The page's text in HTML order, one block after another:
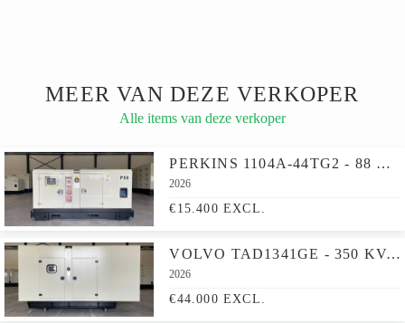
MEER VAN DEZE VERKOPER
Alle items van deze verkoper
PERKINS 1104A-44TG2 - 88 KVA GENERATOR - DPX-19805
2026
€15.400 EXCL.
VOLVO TAD1341GE - 350 KVA GENERATOR - DPX-18878
2026
€44.000 EXCL.